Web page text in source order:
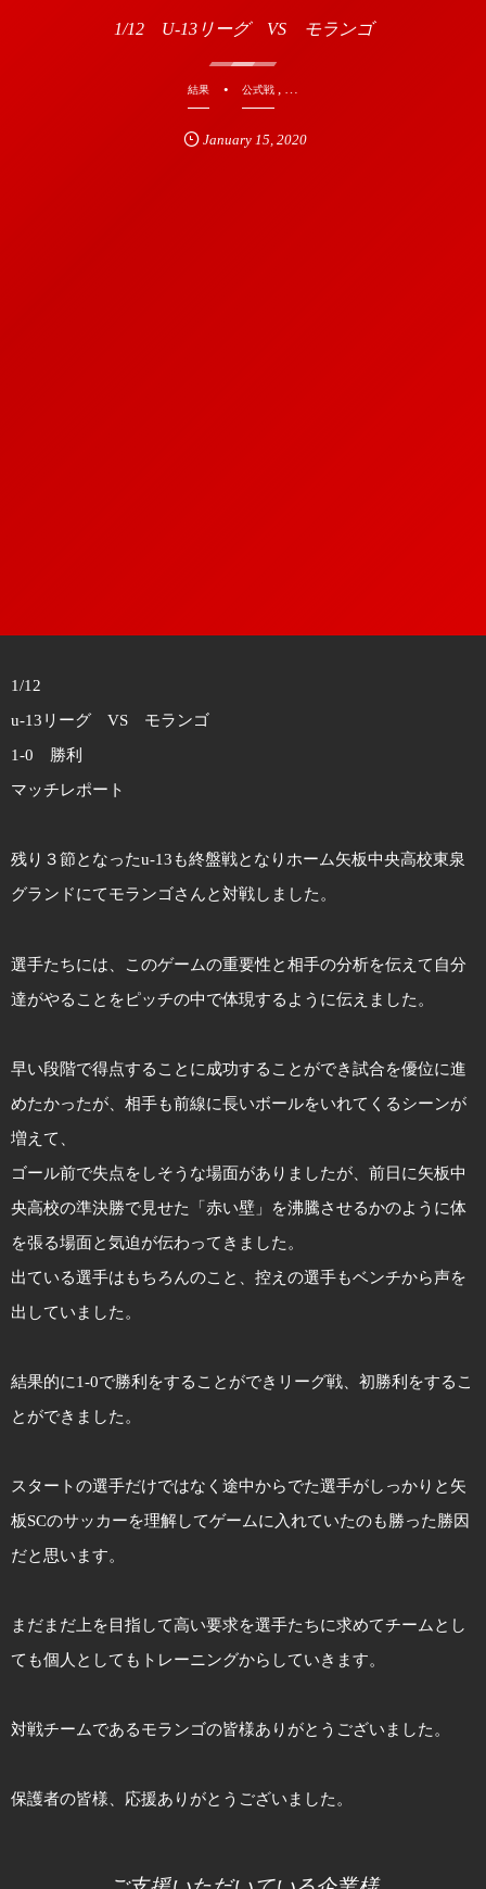
1/12 U-13リーグ VS モランゴ
結果 公式戦
January 15 2020
1/12
u-13リーグ VS モランゴ
1-0 勝利
マッチレポート
残り３節となったu-13も終盤戦となりホーム矢板中央高校東泉
グランドにてモランゴさんと対戦しました。
選手たちには、このゲームの重要性と相手の分析を伝えて自分
達がやることをピッチの中で体現するように伝えました。
早い段階で得点することに成功することができ試合を優位に進
めたかったが、相手も前線に長いボールをいれてくるシーンが
増えて、
ゴール前で失点をしそうな場面がありましたが、前日に矢板中
央高校の準決勝で見せた「赤い壁」を沸騰させるかのように体
を張る場面と気迫が伝わってきました。
出ている選手はもちろんのこと、控えの選手もベンチから声を
出していました。
結果的に1-0で勝利をすることができリーグ戦、初勝利をするこ
とができました。
スタートの選手だけではなく途中からでた選手がしっかりと矢
板SCのサッカーを理解してゲームに入れていたのも勝った勝因
だと思います。
まだまだ上を目指して高い要求を選手たちに求めてチームとし
ても個人としてもトレーニングからしていきます。
対戦チームであるモランゴの皆様ありがとうございました。
保護者の皆様、応援ありがとうございました。